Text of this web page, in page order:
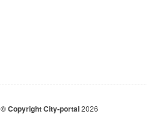
© Copyright City-portal2026